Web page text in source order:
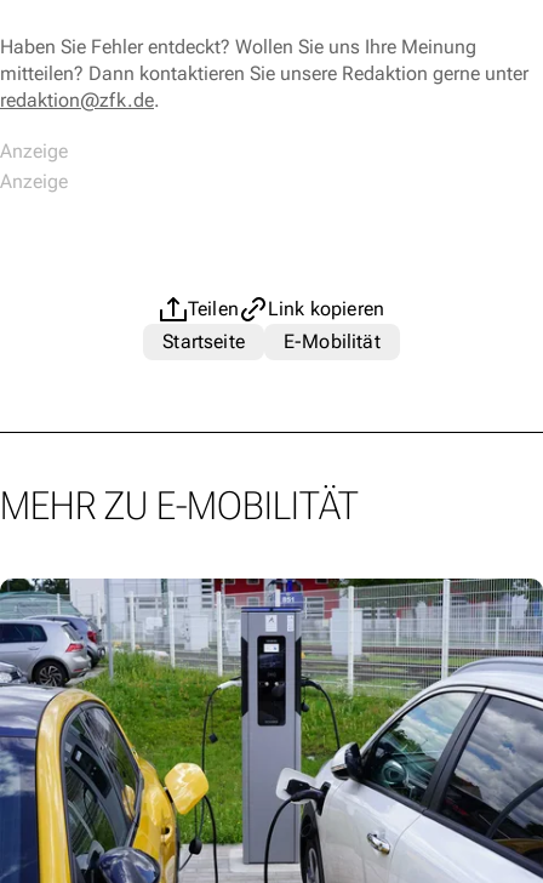
Haben Sie Fehler entdeckt? Wollen Sie uns Ihre Meinung
mitteilen? Dann kontaktieren Sie unsere Redaktion gerne unter
redaktion@zfk.de.
Teilen
Link kopieren
Startseite
E-Mobilität
MEHR ZU E-MOBILITÄT